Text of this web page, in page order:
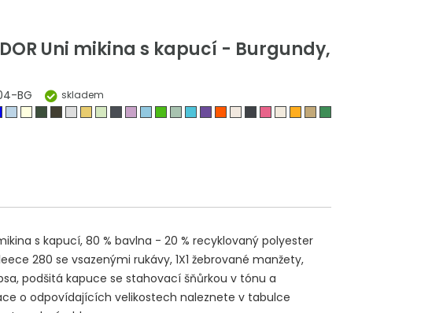
Uni mikina s kapucí - Burgundy,
BG skladem
mikina s kapucí, 80 % bavlna - 20 % recyklovaný polyester
280 se vsazenými rukávy, 1X1 žebrované manžety,
podšitá kapuce se stahovací šňůrkou v tónu a
o odpovídajících velikostech naleznete v tabulce